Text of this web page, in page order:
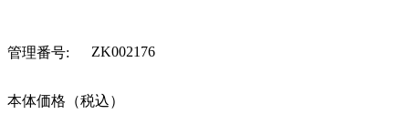
管理番号: ZK002176
本体価格（税込）